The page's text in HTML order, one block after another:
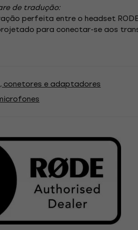
de tradução:
perfeita entre o headset
para conectar-se aos
conetores e adaptadores